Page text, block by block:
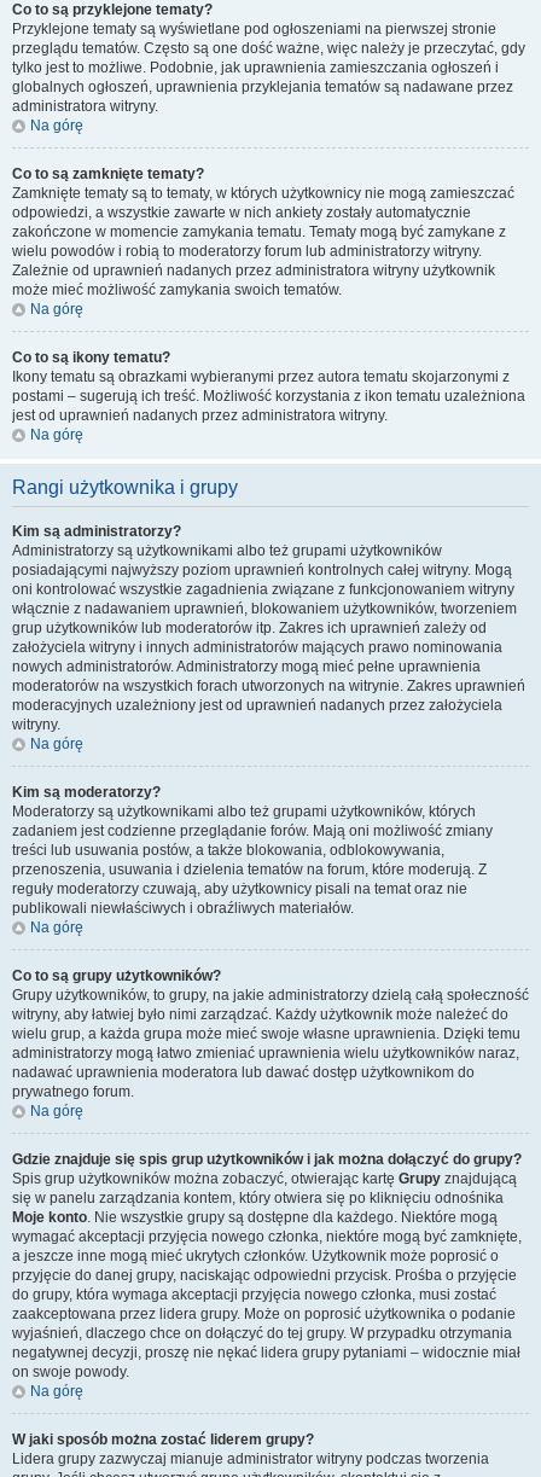
Co to są przyklejone tematy?
Przyklejone tematy są wyświetlane pod ogłoszeniami na pierwszej stronie
przeglądu tematów. Często są one dość ważne, więc należy je przeczytać, gdy
tylko jest to możliwe. Podobnie, jak uprawnienia zamieszczania ogłoszeń i
globalnych ogłoszeń, uprawnienia przyklejania tematów są nadawane przez
administratora witryny.
Na górę
Co to są zamknięte tematy?
Zamknięte tematy są to tematy, w których użytkownicy nie mogą zamieszczać
odpowiedzi, a wszystkie zawarte w nich ankiety zostały automatycznie
zakończone w momencie zamykania tematu. Tematy mogą być zamykane z
wielu powodów i robią to moderatorzy forum lub administratorzy witryny.
Zależnie od uprawnień nadanych przez administratora witryny użytkownik
może mieć możliwość zamykania swoich tematów.
Na górę
Co to są ikony tematu?
Ikony tematu są obrazkami wybieranymi przez autora tematu skojarzonymi z
postami – sugerują ich treść. Możliwość korzystania z ikon tematu uzależniona
jest od uprawnień nadanych przez administratora witryny.
Na górę
Rangi użytkownika i grupy
Kim są administratorzy?
Administratorzy są użytkownikami albo też grupami użytkowników
posiadającymi najwyższy poziom uprawnień kontrolnych całej witryny. Mogą
oni kontrolować wszystkie zagadnienia związane z funkcjonowaniem witryny
włącznie z nadawaniem uprawnień, blokowaniem użytkowników, tworzeniem
grup użytkowników lub moderatorów itp. Zakres ich uprawnień zależy od
założyciela witryny i innych administratorów mających prawo nominowania
nowych administratorów. Administratorzy mogą mieć pełne uprawnienia
moderatorów na wszystkich forach utworzonych na witrynie. Zakres uprawnień
moderacyjnych uzależniony jest od uprawnień nadanych przez założyciela
witryny.
Na górę
Kim są moderatorzy?
Moderatorzy są użytkownikami albo też grupami użytkowników, których
zadaniem jest codzienne przeglądanie forów. Mają oni możliwość zmiany
treści lub usuwania postów, a także blokowania, odblokowywania,
przenoszenia, usuwania i dzielenia tematów na forum, które moderują. Z
reguły moderatorzy czuwają, aby użytkownicy pisali na temat oraz nie
publikowali niewłaściwych i obraźliwych materiałów.
Na górę
Co to są grupy użytkowników?
Grupy użytkowników, to grupy, na jakie administratorzy dzielą całą społeczność
witryny, aby łatwiej było nimi zarządzać. Każdy użytkownik może należeć do
wielu grup, a każda grupa może mieć swoje własne uprawnienia. Dzięki temu
administratorzy mogą łatwo zmieniać uprawnienia wielu użytkowników naraz,
nadawać uprawnienia moderatora lub dawać dostęp użytkownikom do
prywatnego forum.
Na górę
Gdzie znajduje się spis grup użytkowników i jak można dołączyć do grupy?
Spis grup użytkowników można zobaczyć, otwierając kartę Grupy znajdującą
się w panelu zarządzania kontem, który otwiera się po kliknięciu odnośnika
Moje konto. Nie wszystkie grupy są dostępne dla każdego. Niektóre mogą
wymagać akceptacji przyjęcia nowego członka, niektóre mogą być zamknięte,
a jeszcze inne mogą mieć ukrytych członków. Użytkownik może poprosić o
przyjęcie do danej grupy, naciskając odpowiedni przycisk. Prośba o przyjęcie
do grupy, która wymaga akceptacji przyjęcia nowego członka, musi zostać
zaakceptowana przez lidera grupy. Może on poprosić użytkownika o podanie
wyjaśnień, dlaczego chce on dołączyć do tej grupy. W przypadku otrzymania
negatywnej decyzji, proszę nie nękać lidera grupy pytaniami – widocznie miał
on swoje powody.
Na górę
W jaki sposób można zostać liderem grupy?
Lidera grupy zazwyczaj mianuje administrator witryny podczas tworzenia